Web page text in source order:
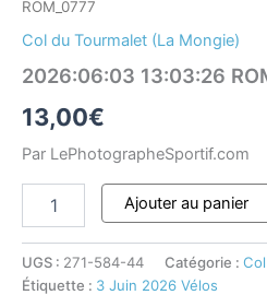
ROM_0777
Col du Tourmalet (La Mongie)
2026:06:03 13:03:26
13,00€
Par LePhotographeSportif.com
Ajouter au panier
UGS : 271-584-44 Catégorie :
Étiquette : 3 Juin 2026 Vélos